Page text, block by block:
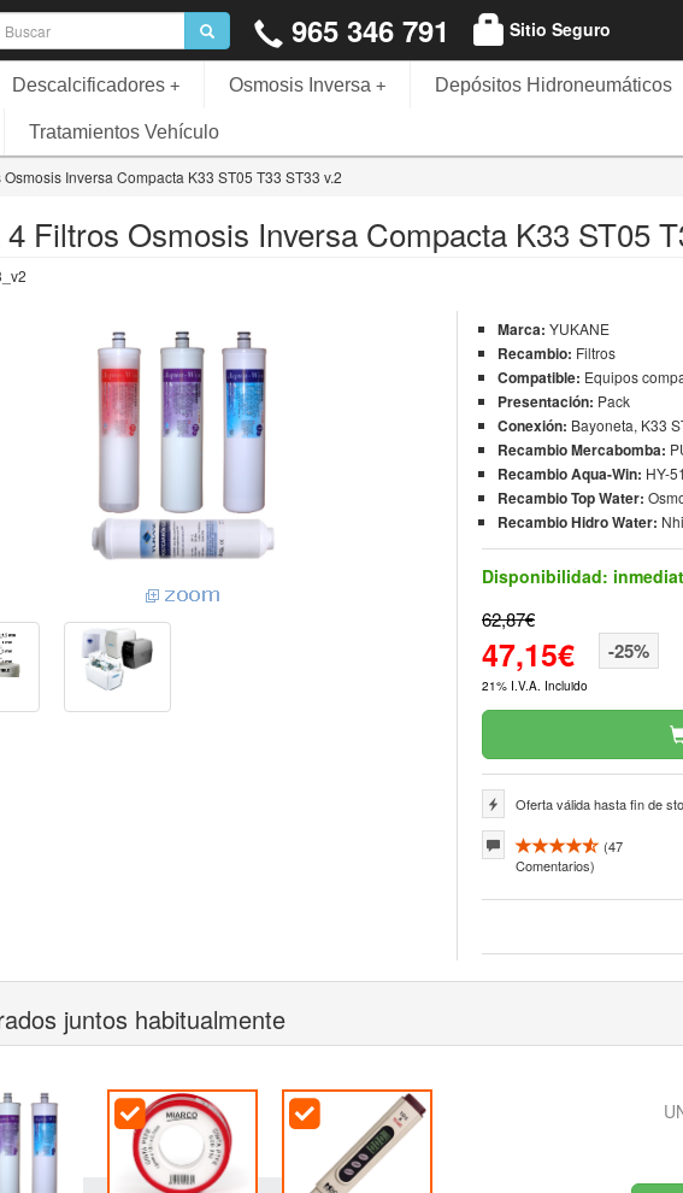
965 346 791 Sitio Seguro
+
Descalcificadores +
Osmosis Inversa Depósitos Hidroneumáticos
Tratamientos Vehículo
Osmosis Inversa Compacta K33 ST05 T33 ST33 v.2
4 Filtros Osmosis Inversa Compacta K33 ST05
Marca: YUKANE
Recambio: Filtros
Compatible: Equipos
Presentación: Pack
Conexión: Bayoneta, K33
Recambio Mercabomba:
Recambio Aqua-Win: HY-
Recambio Top Water:
Recambio Hidro Water:
Disponibilidad:
62,87€
47,15€ -25%
21% I.V.A. Incluido
Oferta válida hasta fin de
(47
Comentarios)
juntos habitualmente